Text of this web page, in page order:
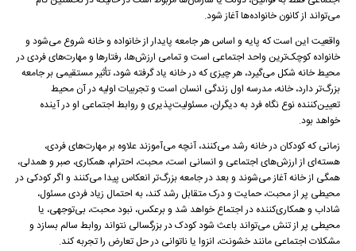
می‌تواند از کانون خانواده‌ها آغاز شود.
واقعیت این است که پایه و اساس هر جامعه پایدار از خانواده و خانه شروع می‌شود و
خانواده کوچک‌ترین واحد اجتماعی است و تمامی ارزش‌ها، رفتارها و مهارت‌های فردی در
محیط خانه شکل می‌گیرد، هر چیزی که در خانه یاد گرفته شود، تأثیر مستقیمی بر جامعه
بزرگ‌تر دارد، خانه، مدرسه‌ اول زندگی انسان است و تجربیات اولیه در آن محیط
تعیین‌کننده نوع نگاه فرد به دیگران، مسئولیت‌پذیری و روابط اجتماعی او در آینده
خواهد بود.
زمانی که کودکان در خانه رشد می‌کنند، آنچه می‌آموزند علاوه بر مهارت‌های فردی،
هسته‌ای از ارزش‌های اجتماعی و انسانی است، محبت، احترام، همکاری، صبر و همدلی،
همگی از خانه آغاز می‌شوند و بعد در جامعه بزرگ‌تر انعکاس پیدا می‌کنند و اگر کودکی در
محیطی پر از محبت، حمایت و درک متقابل رشد کند، به احتمال زیاد فردی مسئول،
شاداب و همکاری‌کننده در اجتماع خواهد شد و برعکس، نبود محبت، بی‌توجهی، یا
محیطی پر از تنش می‌تواند باعث شود کودک در بزرگسالی نتواند روابط سالم بسازد و
مشکلات اجتماعی مانند خشونت، انزوا یا ناتوانی در حل تعارض را تجربه کند.